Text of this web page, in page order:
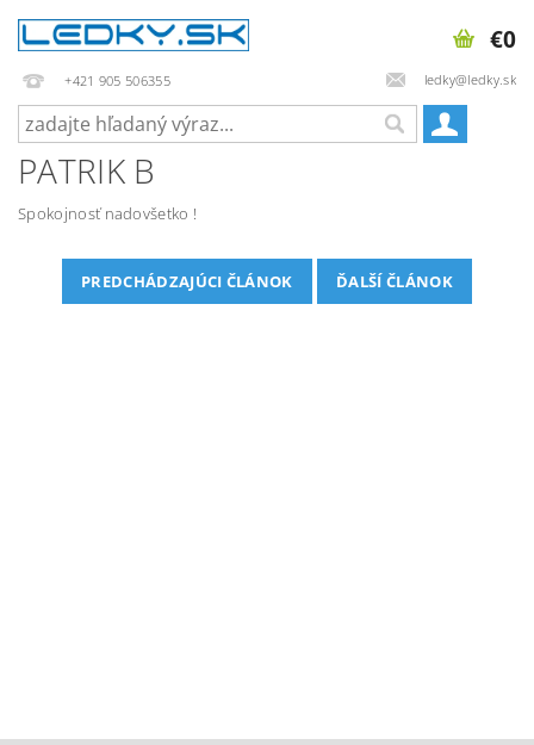
+421 905 506355 ledky@ledky.sk
€0
PATRIK B
Spokojnosť nadovšetko !
PREDCHÁDZAJÚCI ČLÁNOK ĎALŠÍ ČLÁNOK